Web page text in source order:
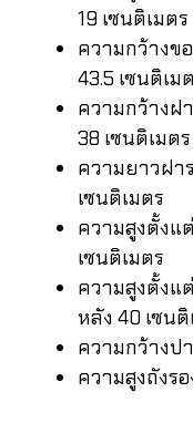
19 เซนติเมตร
ความกว้างข
43.5 เซนติเม
ความกว้างฝ
38 เซนติเมตร
ความยาวฝา
เซนติเมตร
ความสูงตั้งแ
เซนติเมตร
ความสูงตั้งแ
หลัง 40 เซนติ
ความกว้างป
ความสูงถังร